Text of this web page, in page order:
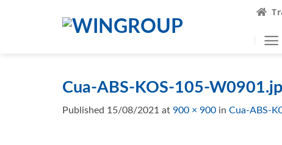
Cua-ABS-KOS-105-
Published 15/08/2021 at 900 × 900 in Cua-ABS-